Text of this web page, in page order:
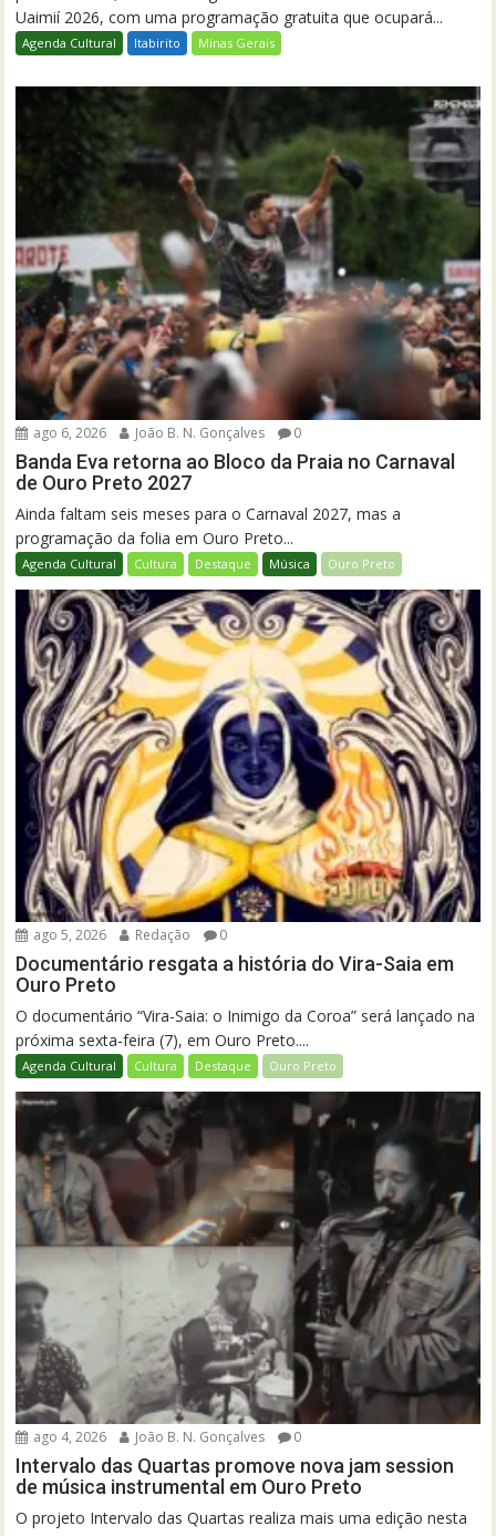
Uaimií 2026, com uma programação gratuita que ocupará...
Agenda Cultural Itabirito Minas Gerais
ago 6, 2026 João B. N. Gonçalves 0
Banda Eva retorna ao Bloco da Praia no Carnaval
de Ouro Preto 2027
Ainda faltam seis meses para o Carnaval 2027, mas a
programação da folia em Ouro Preto...
Agenda Cultural Cultura Destaque Música Ouro Preto
ago 5, 2026 Redação 0
Documentário resgata a história do Vira-Saia em
Ouro Preto
O documentário “Vira-Saia: o Inimigo da Coroa” será lançado na
próxima sexta-feira (7), em Ouro Preto....
Agenda Cultural Cultura Destaque Ouro Preto
ago 4, 2026 João B. N. Gonçalves 0
Intervalo das Quartas promove nova jam session
de música instrumental em Ouro Preto
O projeto Intervalo das Quartas realiza mais uma edição nesta